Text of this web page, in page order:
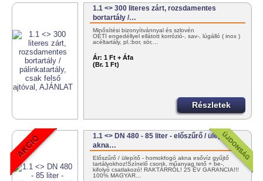
1.1 <> 300 literes zárt, rozsdamentes
bortartály /…
Minősítési bizonyítvánnyal és szlovén
OÉTI engedéllyel ellátott korrózió-, sav-, lúgálló ( inox )
acéltartály, pl.:bor, sör,…
Ár: 1 Ft + Áfa
(Br. 1 Ft)
Részletek
1.1 <> DN 480 - 85 liter - előszűrő / ülepítő
akna…
Előszűrő / ülepítő - homokfogó akna esővíz gyűjtő
tartályokhoz!Színelő csonk, műanyag tető + be-,
kifolyó csatlakozó! RAKTÁRRÓL! 25 ÉV GARANCIA!!!
100% MAGYAR…